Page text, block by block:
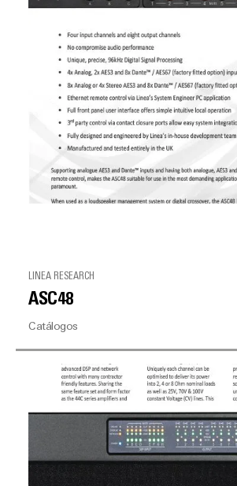
LINEA RESEARCH
ASC48
Catálogos